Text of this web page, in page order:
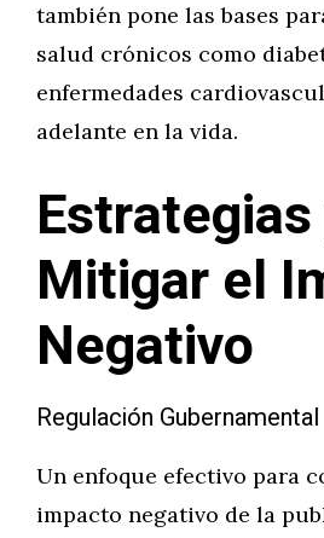
también pone las bases
salud crónicos como
enfermedades
adelante en la vida.
Mitigar el
Negativo
Regulación Gubernamental
Un enfoque efectivo para
impacto negativo de la